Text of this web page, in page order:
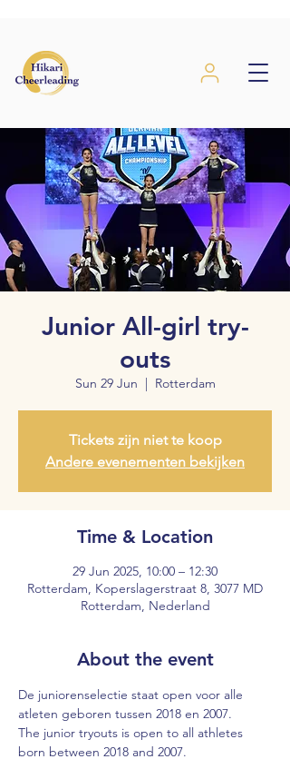
Junior All-girl try-
outs
Sun 29 Jun
  |
Rotterdam
Tickets zijn niet te koop
Andere evenementen bekijken
Time & Location
29 Jun 2025, 10:00 – 12:30
Rotterdam, Koperslagerstraat 8, 3077 MD
Rotterdam, Nederland
About the event
De juniorenselectie staat open voor alle
atleten geboren tussen 2018 en 2007.
The junior tryouts is open to all athletes
born between 2018 and 2007.